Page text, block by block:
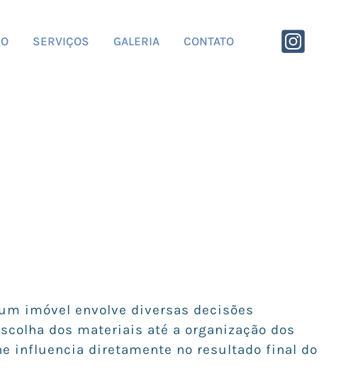
SERVIÇOS GALERIA CONTATO
imóvel envolve diversas decisões
dos materiais até a organização dos
influencia diretamente no resultado final do